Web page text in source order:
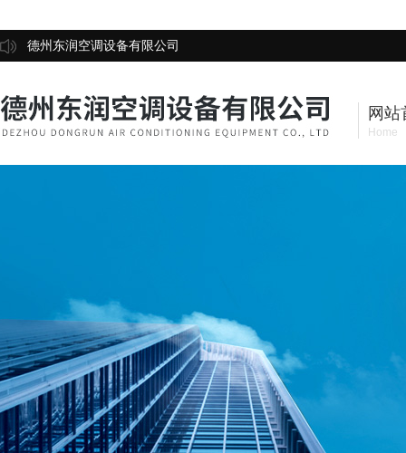
德州东润空调设备有限公司
网站
Home